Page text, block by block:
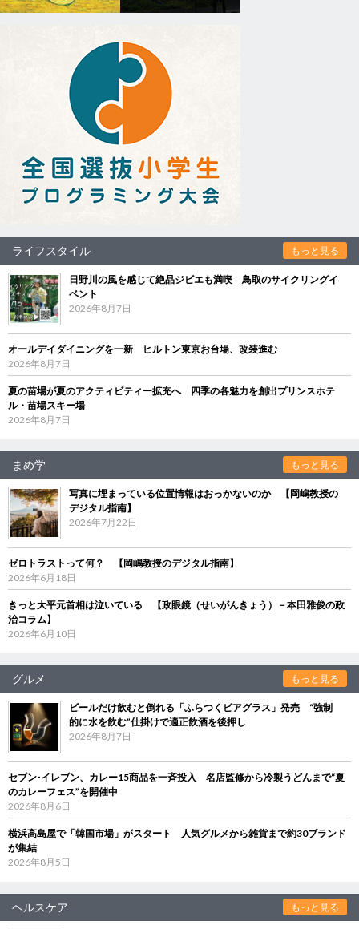
ライフスタイル もっと見る
日野川の風を感じて絶品ジビエも満喫 鳥取のサイクリングイ
ベント
2026年8月7日
オールデイダイニングを一新 ヒルトン東京お台場、改装進む
2026年8月7日
夏の苗場が夏のアクティビティー拡充へ 四季の各魅力を創出プリンスホテ
ル・苗場スキー場
2026年8月7日
まめ学 もっと見る
写真に埋まっている位置情報はおっかないのか 【岡嶋教授の
デジタル指南】
2026年7月22日
ゼロトラストって何？ 【岡嶋教授のデジタル指南】
2026年6月18日
きっと大平元首相は泣いている 【政眼鏡（せいがんきょう）－本田雅俊の政
治コラム】
2026年6月10日
グルメ もっと見る
ビールだけ飲むと倒れる「ふらつくビアグラス」発売 “強制
的に水を飲む”仕掛けで適正飲酒を後押し
2026年8月7日
セブン‐イレブン、カレー15商品を一斉投入 名店監修から冷製うどんまで“夏
のカレーフェス”を開催中
2026年8月6日
横浜高島屋で「韓国市場」がスタート 人気グルメから雑貨まで約30ブランド
が集結
2026年8月5日
ヘルスケア もっと見る